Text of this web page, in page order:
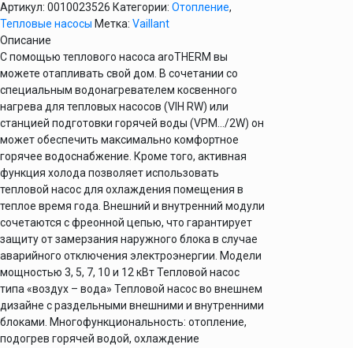
для
работы
с
aroTHERM
VWL
125/5
AS
Артикул: 0010023526 Категории: Отопление,
Тепловые насосы Метка: Vaillant
Описание
С помощью теплового насоса aroTHERM вы
можете отапливать свой дом. В сочетании со
специальным водонагревателем косвенного
нагрева для тепловых насосов (VIH RW) или
станцией подготовки горячей воды (VPM…/2W) он
может обеспечить максимально комфортное
горячее водоснабжение. Кроме того, активная
функция холода позволяет использовать
тепловой насос для охлаждения помещения в
теплое время года. Внешний и внутренний модули
сочетаются с фреонной цепью, что гарантирует
защиту от замерзания наружного блока в случае
аварийного отключения электроэнергии. Модели
мощностью 3, 5, 7, 10 и 12 кВт Тепловой насос
типа «воздух – вода» Тепловой насос во внешнем
дизайне с раздельными внешними и внутренними
блоками. Многофункциональность: отопление,
подогрев горячей водой, охлаждение